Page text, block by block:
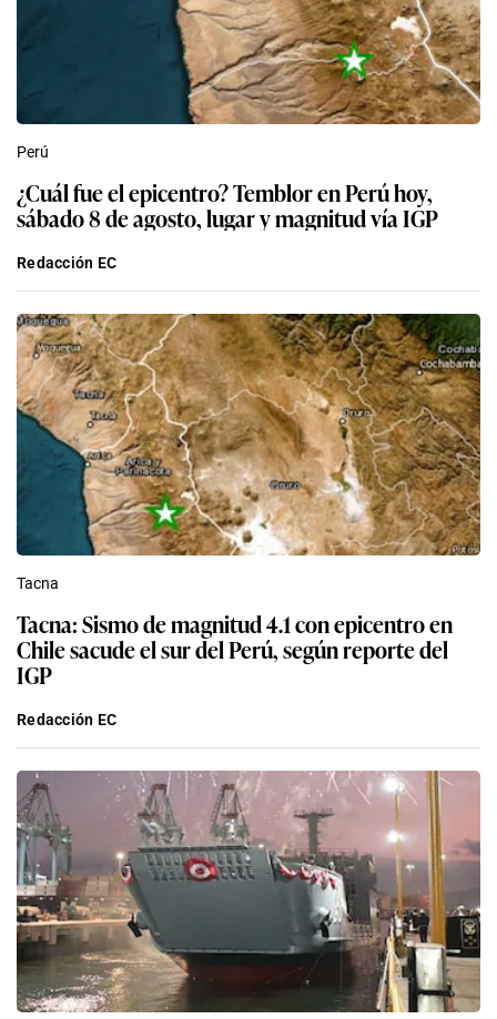
Perú
¿Cuál fue el epicentro? Temblor en Perú hoy,
sábado 8 de agosto, lugar y magnitud vía IGP
Redacción EC
Tacna
Tacna: Sismo de magnitud 4.1 con epicentro en
Chile sacude el sur del Perú, según reporte del
IGP
Redacción EC